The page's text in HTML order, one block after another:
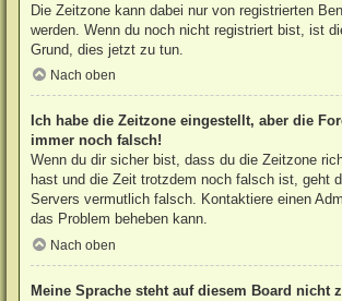
Die Zeitzone kann dabei nur von registrierten
werden. Wenn du noch nicht registriert bist, ist
Grund, dies jetzt zu tun.
Nach oben
Ich habe die Zeitzone eingestellt, aber die
immer noch falsch!
Wenn du dir sicher bist, dass du die Zeitzone
hast und die Zeit trotzdem noch falsch ist, geht
Servers vermutlich falsch. Kontaktiere einen
das Problem beheben kann.
Nach oben
Meine Sprache steht auf diesem Board nicht